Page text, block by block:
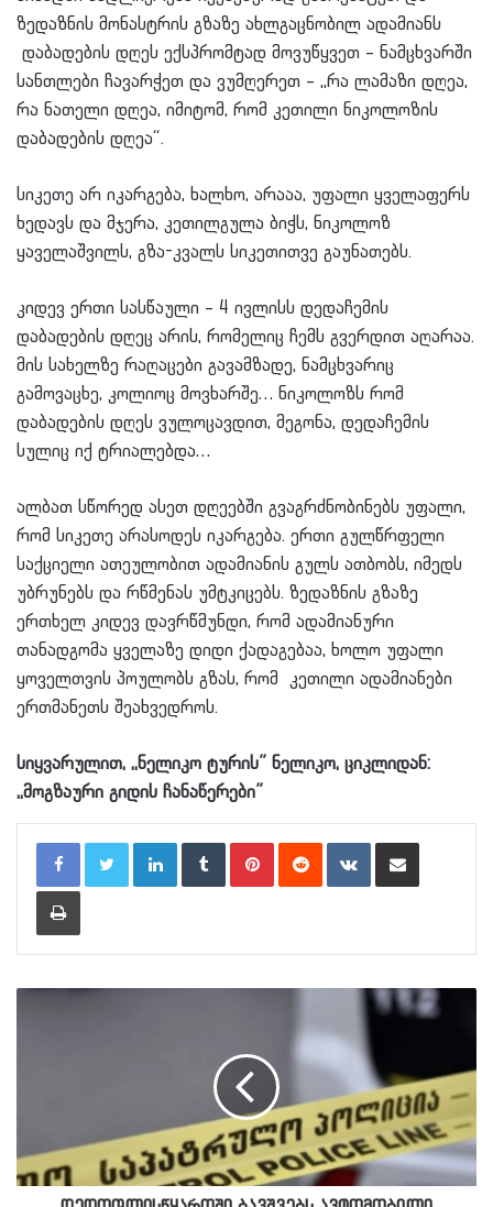
ზედაზნის მონასტრის გზაზე ახლგაცნობილ ადამიანს
დაბადების დღეს ექსპრომტად მოვუწყვეთ – ნამცხვარში
სანთლები ჩავარჭეთ და ვუმღერეთ – ,,რა ლამაზი დღეა,
რა ნათელი დღეა, იმიტომ, რომ კეთილი ნიკოლოზის
დაბადების დღეა“.
სიკეთე არ იკარგება, ხალხო, არააა, უფალი ყველაფერს
ხედავს და მჯერა, კეთილგულა ბიჭს, ნიკოლოზ
ყაველაშვილს, გზა-კვალს სიკეთითვე გაუნათებს.
კიდევ ერთი სასწაული – 4 ივლისს დედაჩემის
დაბადების დღეც არის, რომელიც ჩემს გვერდით აღარაა.
მის სახელზე რაღაცები გავამზადე, ნამცხვარიც
გამოვაცხე, კოლიოც მოვხარშე… ნიკოლოზს რომ
დაბადების დღეს ვულოცავდით, მეგონა, დედაჩემის
სულიც იქ ტრიალებდა…
ალბათ სწორედ ასეთ დღეებში გვაგრძნობინებს უფალი,
რომ სიკეთე არასოდეს იკარგება. ერთი გულწრფელი
საქციელი ათეულობით ადამიანის გულს ათბობს, იმედს
უბრუნებს და რწმენას უმტკიცებს. ზედაზნის გზაზე
ერთხელ კიდევ დავრწმუნდი, რომ ადამიანური
თანადგომა ყველაზე დიდი ქადაგებაა, ხოლო უფალი
ყოველთვის პოულობს გზას, რომ კეთილი ადამიანები
ერთმანეთს შეახვედროს.
სიყვარულით, ,,ნელიკო ტურის” ნელიკო, ციკლიდან:
,,მოგზაური გიდის ჩანაწერები”
LinkedInTumblr PinterestReddit VKontakteShare via Email
Print